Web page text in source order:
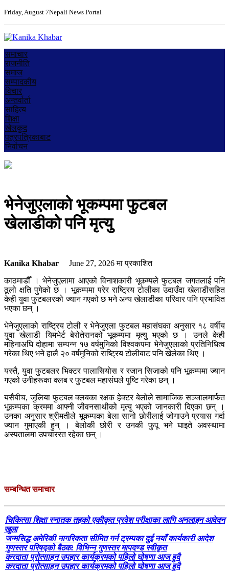
Friday, August 7Nepali News Portal
समाचार
राजनीति
समाज
सम्पादकीय
विचार
अन्तर्वार्ता
साहित्य
शिक्षा
खेलकुद
पत्रपत्रिकाबाट
निर्वाचन
भेनेजुएलाको भूकम्पमा फुटबल
खेलाडीको पनि मृत्यु
Kanika Khabar June 27, 2026मा प्रकाशित
काठमाडौँ । भेनेजुएलामा आएको विनाशकारी भूकम्पले फुटबल जगतलाई पनि
ठूलो क्षति पुगेको छ । भूकम्पमा परेर राष्ट्रिय टोलीका उदाउँदा खेलाडीसहित
केही युवा फुटबलरको ज्यान गएको छ भने अन्य खेलाडीका परिवार पनि प्रभावित
भएका छन् ।
भेनेजुएलाको राष्ट्रिय टोली र भेनेजुएला फुटबल महासंघका अनुसार १८ वर्षीय
युवा खेलाडी यिमभेर्ट बेरोतेरानको भूकम्पमा मृत्यु भएको छ । उनले केही
महिनाअघि दोहामा सम्पन्न १७ वर्षमुनिको विश्वकपमा भेनेजुएलाको प्रतिनिधित्व
गरेका थिए भने हालै २० वर्षमुनिको राष्ट्रिय टोलीबाट पनि खेलेका थिए ।
यस्तै, युवा फुटबलर भिक्टर पालासियोस र रजान सिजाको पनि भूकम्पमा ज्यान
गएको उनीहरूका क्लब र फुटबल महासंघले पुष्टि गरेका छन् ।
यसैबीच, जुलिया फुटबल क्लबका रक्षक हेक्टर बेलोले सामाजिक सञ्जालमार्फत
भूकम्पका क्रममा आफ्नी जीवनसाथीको मृत्यु भएको जानकारी दिएका छन् ।
उनका अनुसार श्रीमतीले भूकम्पका बेला सानो छोरीलाई जोगाउने प्रयास गर्दा
ज्यान गुमाएकी हुन् । बेलोकी छोरी र उनकी फुपू भने घाइते अवस्थामा
अस्पतालमा उपचाररत रहेका छन् ।
सम्बन्धित समाचार
चिकित्सा शिक्षा स्नातक तहको एकीकृत प्रवेश परीक्षाका लागि अनलाइन आवेदन
खुला
जन्मसिद्ध अमेरिकी नागरिकता सीमित गर्न ट्रम्पका दुई नयाँ कार्यकारी आदेश
गुणस्तर परिषद्को बैठक: विभिन्न गुणस्तर मापदण्ड स्वीकृत
करदाता प्रोत्साहन उपहार कार्यक्रमको पहिलो घोषणा आज हुदै
करदाता प्रोत्साहन उपहार कार्यक्रमको पहिलो घोषणा आज हुदै